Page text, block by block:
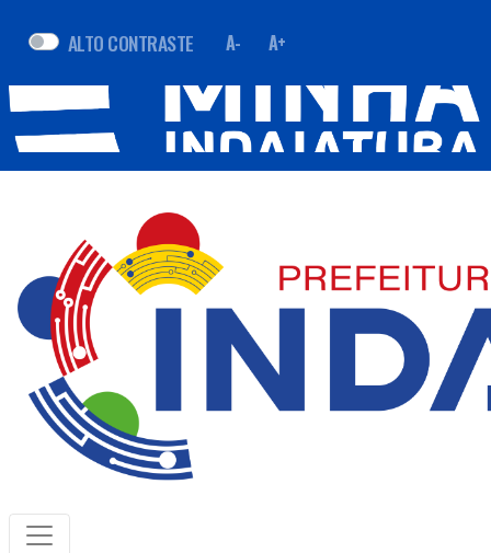
ALTO CONTRASTE A- A+